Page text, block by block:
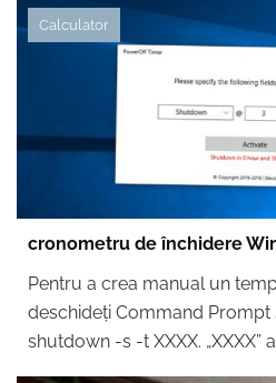
Calculator
cronometru de închidere
Pentru a crea manual un
deschideți Command Prompt
shutdown -s -t XXXX. „XXXX”